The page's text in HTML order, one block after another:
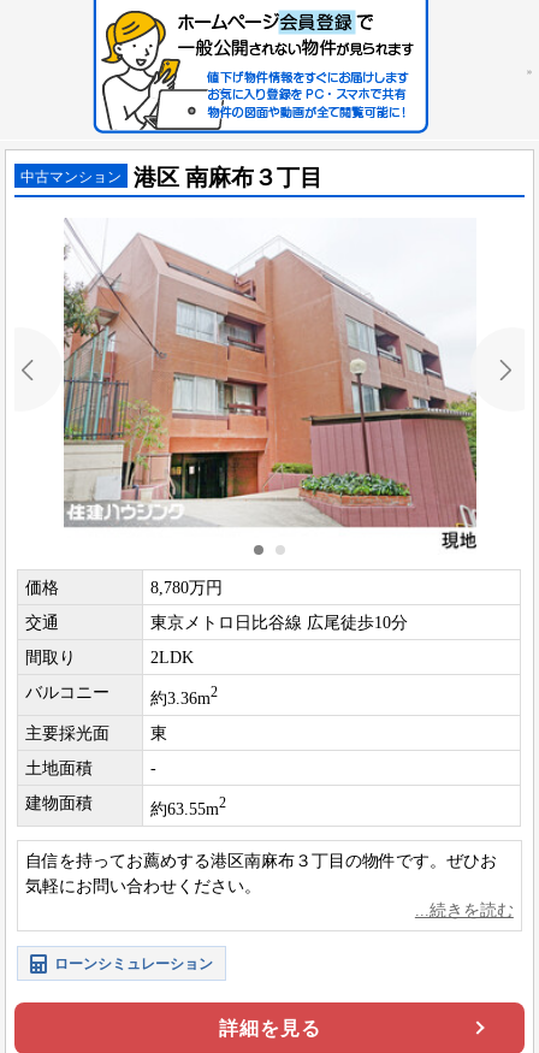
中古マンション 港区 南麻布３丁目
価格
8,780万円
交通
東京メトロ日比谷線 広尾徒歩10分
間取り
2LDK
バルコニー
約3.36m2
主要採光面
東
土地面積
-
建物面積
約63.55m2
自信を持ってお薦めする港区南麻布３丁目の物件です。ぜひお
気軽にお問い合わせください。
ローンシミュレーション
詳細を見る